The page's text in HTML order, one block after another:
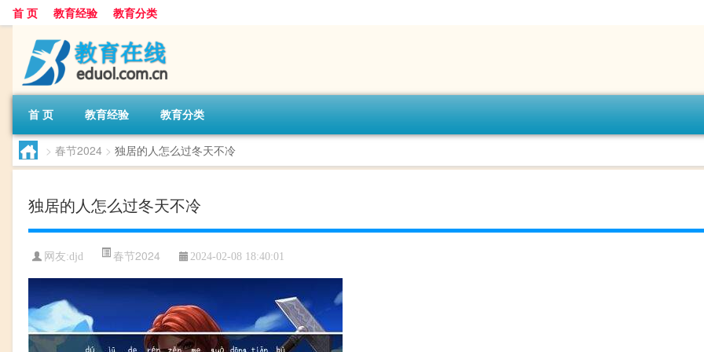
首 页 教育经验 教育分类
首 页 教育经验 教育分类
> 春节2024 > 独居的人怎么过冬天不冷
独居的人怎么过冬天不冷
网友:djd 春节2024 2024-02-08 18:40:01